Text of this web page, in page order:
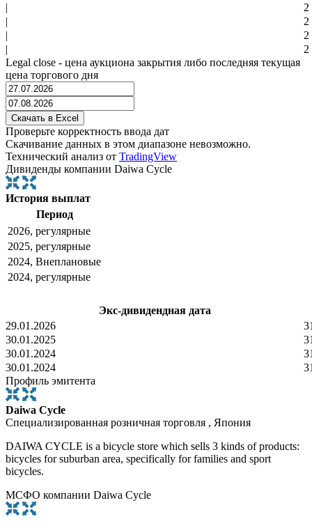
|
2
|
2
|
2
|
2
Legal close - цена аукциона закрытия либо последняя текущая
цена торгового дня
Проверьте корректность ввода дат
Скачивание данных в этом диапазоне невозможно.
Технический анализ от TradingView
Дивиденды компании Daiwa Cycle
История выплат
Период
2026, регулярные
2025, регулярные
2024, Внеплановые
2024, регулярные
Экс-дивидендная дата
29.01.2026
30.01.2025
30.01.2024
30.01.2024
Профиль эмитента
Daiwa Cycle
Специализированная розничная торговля , Япония
DAIWA CYCLE is a bicycle store which sells 3 kinds of products:
bicycles for suburban area, specifically for families and sport
bicycles.
МСФО компании Daiwa Cycle